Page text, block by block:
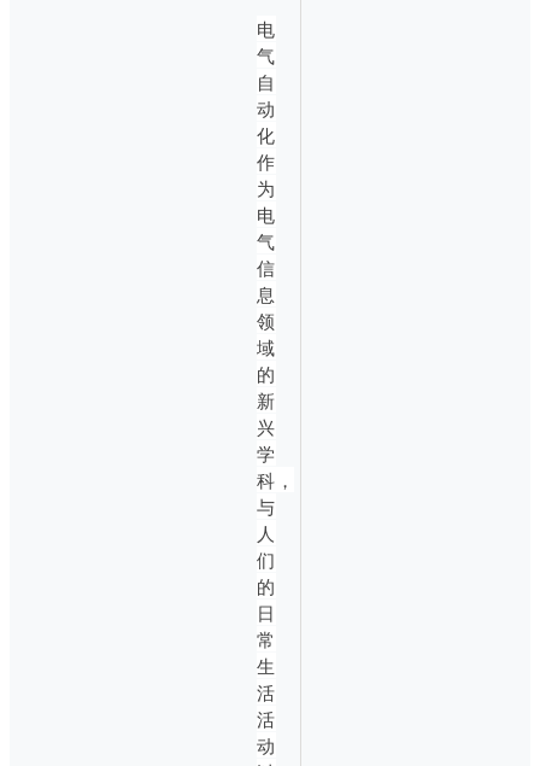
电
气
自
动
化
作
为
电
气
信
息
领
域
的
新
兴
学
科，
与
人
们
的
日
常
生
活
活
动